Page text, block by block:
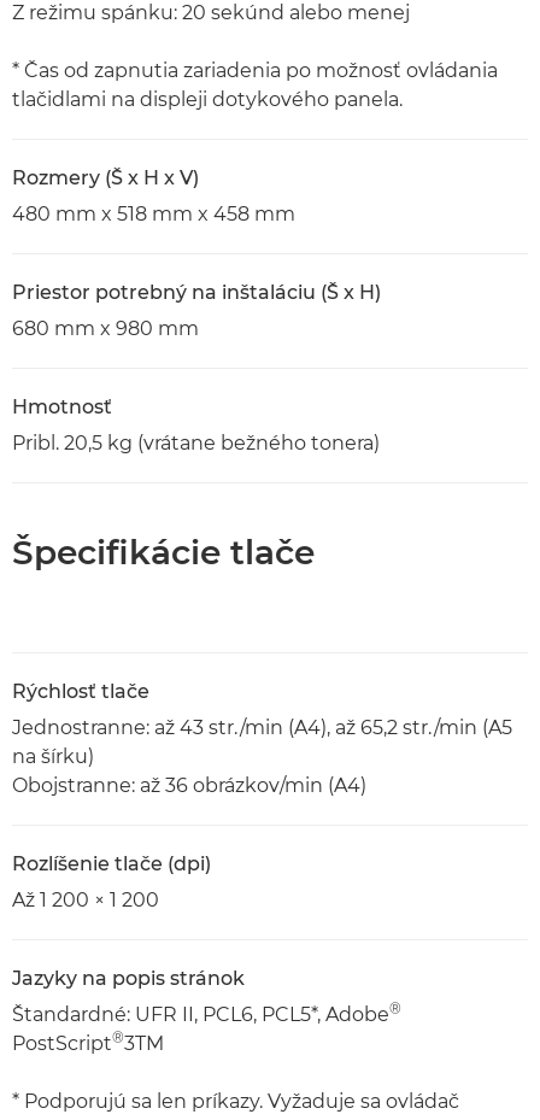
Z režimu spánku: 20 sekúnd alebo menej
* Čas od zapnutia zariadenia po možnosť ovládania
tlačidlami na displeji dotykového panela.
Rozmery (Š x H x V)
480 mm x 518 mm x 458 mm
Priestor potrebný na inštaláciu (Š x H)
680 mm x 980 mm
Hmotnosť
Pribl. 20,5 kg (vrátane bežného tonera)
Špecifikácie tlače
Rýchlosť tlače
Jednostranne: až 43 str./min (A4), až 65,2 str./min (A5
na šírku)
Obojstranne: až 36 obrázkov/min (A4)
Rozlíšenie tlače (dpi)
Až 1 200 × 1 200
Jazyky na popis stránok
Štandardné: UFR II, PCL6, PCL5*, Adobe®
PostScript®3TM
* Podporujú sa len príkazy. Vyžaduje sa ovládač